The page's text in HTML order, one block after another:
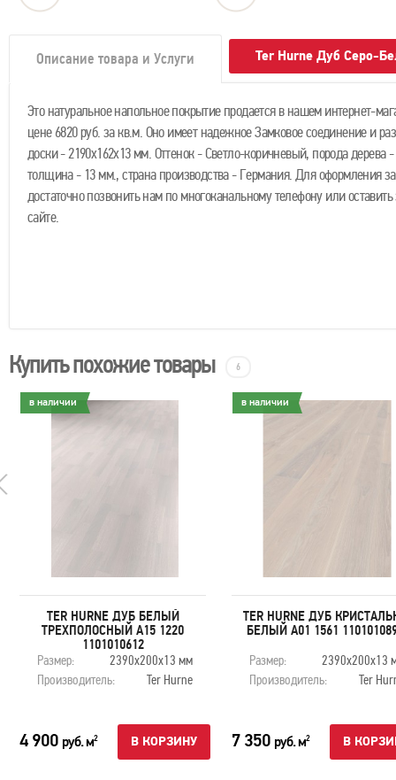
Описание товара и Услуги Ter Hurne Дуб Серо-
Это натуральное напольное покрытие продается в нашем интернет-
цене 6820 руб. за кв.м. Оно имеет надежное Замковое соединение и
доски - 2190х162х13 мм. Оттенок - Светло-коричневый, порода дерева
толщина - 13 мм., страна производства - Германия. Для оформления
достаточно позвонить нам по многоканальному телефону или оставить
сайте.
Купить похожие товары 6
в наличии
TER HURNE ДУБ БЕЛЫЙ
ТРЕХПОЛОСНЫЙ A15 1220
1101010612
Размер:
2390х200х13 мм
Производитель:
Ter Hurne
4 900 руб. м2 В КОРЗИНУ
в наличии
TER HURNE ДУБ
БЕЛЫЙ A01 1561
Размер:
2390х200х13
Производитель:
Ter
7 350 руб. м2 В